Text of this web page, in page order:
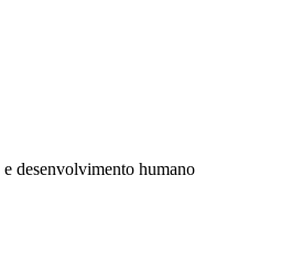
desenvolvimento humano